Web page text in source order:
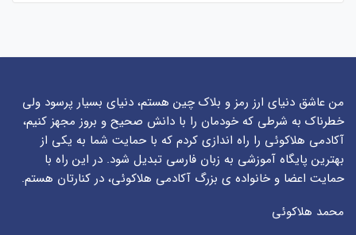
من عاشق دنیای ارز رمز و بلاک چین هستم، دنیای بسیار پرسود ولی
خطرناک به شرطی که خودمان را با دانش صحیح و بروز مجهز کنیم،
آکادمی هلاکوئی را راه اندازی کردم که با حمایت شما به یکی از
بهترین پایگاه آموزشی به زبان فارسی تبدیل شود. در این راه با
حمایت اعضا و خانواده ی بزرگ آکادمی هلاکوئی، در کنارتان هستم.
محمد هلاکوئی